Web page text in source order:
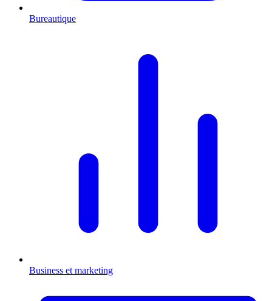
Bureautique
Business et marketing